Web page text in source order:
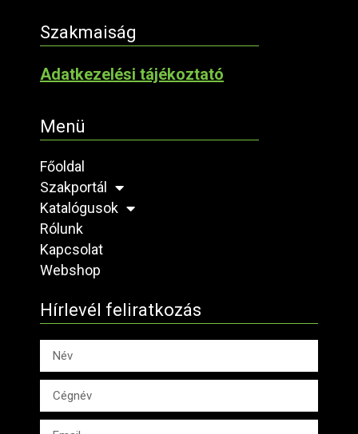
Szakmaiság
Adatkezelési tájékoztató
Menü
Főoldal
Szakportál
Katalógusok
Rólunk
Kapcsolat
Webshop
Hírlevél feliratkozás